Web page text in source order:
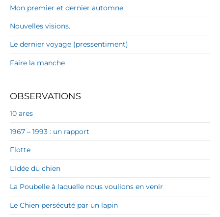
Mon premier et dernier automne
Nouvelles visions.
Le dernier voyage (pressentiment)
Faire la manche
OBSERVATIONS
10 ares
1967 – 1993 : un rapport
Flotte
L’Idée du chien
La Poubelle à laquelle nous voulions en venir
Le Chien persécuté par un lapin